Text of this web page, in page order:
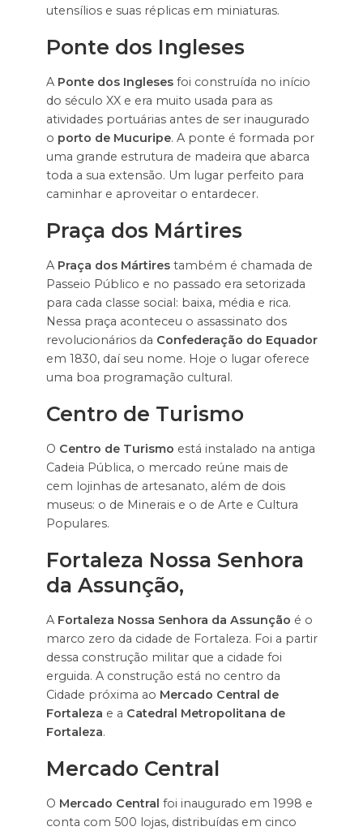
utensílios e suas réplicas em miniaturas.
Ponte dos Ingleses
A Ponte dos Inglesesfoi construída no início
do século XX e era muito usada para as
atividades portuárias antes de ser inaugurado
o porto de Mucuripe. A ponte é formada por
uma grande estrutura de madeira que abarca
toda a sua extensão. Um lugar perfeito para
caminhar e aproveitar o entardecer.
Praça dos Mártires
A Praça dos Mártirestambém é chamada de
Passeio Público e no passado era setorizada
para cada classe social: baixa, média e rica.
Nessa praça aconteceu o assassinato dos
revolucionários da Confederação do Equador
em 1830, daí seu nome. Hoje o lugar oferece
uma boa programação cultural.
Centro de Turismo
O Centro de Turismo está instalado na antiga
Cadeia Pública, o mercado reúne mais de
cem lojinhas de artesanato, além de dois
museus: o de Minerais e o de Arte e Cultura
Populares.
Fortaleza Nossa Senhora
da Assunção,
A Fortaleza Nossa Senhora da Assunção é o
marco zero da cidade de Fortaleza. Foi a partir
dessa construção militar que a cidade foi
erguida. A construção está no centro da
Cidade próxima ao Mercado Central de
Fortaleza e a Catedral Metropolitana de
Fortaleza.
Mercado Central
O Mercado Central foi inaugurado em 1998 e
conta com 500 lojas, distribuídas em cinco